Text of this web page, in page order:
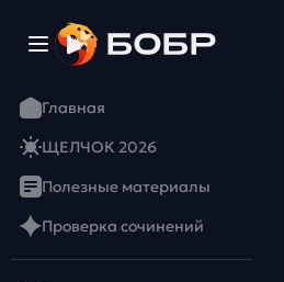
Главная
ЩЕЛЧОК 2026
Полезные материалы
Проверка сочинений